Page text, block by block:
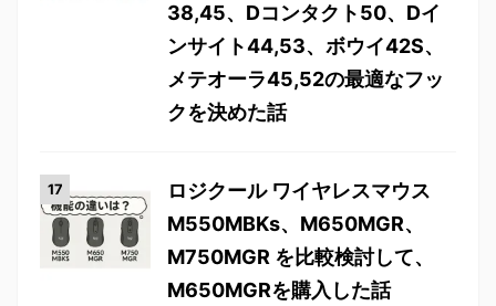
38,45、Dコンタクト50、Dイ
ンサイト44,53、ボウイ42S、
メテオーラ45,52の最適なフッ
クを決めた話
ロジクール ワイヤレスマウス
M550MBKs、M650MGR、
M750MGR を比較検討して、
M650MGRを購入した話